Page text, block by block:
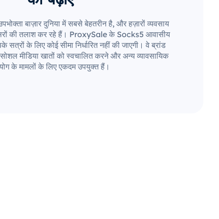
बाज़ार दुनिया में सबसे बेहतरीन है, और हज़ारों व्यवसाय
की तलाश कर रहे हैं। ProxySale के Socks5 आवासीय
सत्रों के लिए कोई सीमा निर्धारित नहीं की जाएगी। वे ब्रांड
मीडिया खातों को स्वचालित करने और अन्य व्यावसायिक
के मामलों के लिए एकदम उपयुक्त हैं।